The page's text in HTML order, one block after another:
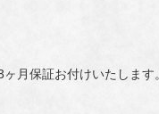
月保証お付けいたします